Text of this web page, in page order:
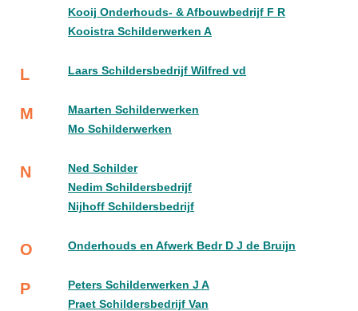
Kooij Onderhouds- & Afbouwbedrijf F R
Kooistra Schilderwerken A
L Laars Schildersbedrijf Wilfred vd
M
Maarten Schilderwerken
Mo Schilderwerken
N
Ned Schilder
Nedim Schildersbedrijf
Nijhoff Schildersbedrijf
O Onderhouds en Afwerk Bedr D J de Bruijn
P
Peters Schilderwerken J A
Praet Schildersbedrijf Van